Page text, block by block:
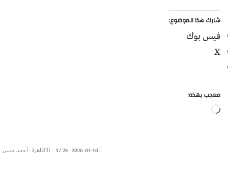
شارك هذا الموضوع:
فيس بوك
X
معجب بهذه:
جاري
القاهرة - أحمد حسن 2026-04-10 - 17:23